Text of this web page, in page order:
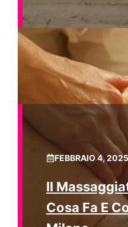
FEBBRAIO 4, 2025
Il
Cosa Fa E